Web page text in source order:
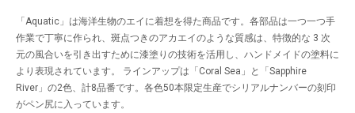
「Aquatic」は海洋生物のエイに着想を得た商品です。各部品は一つ一つ手
作業で丁寧に作られ、斑点つきのアカエイのような質感は、特徴的な 3 次
元の風合いを引き出すために漆塗りの技術を活用し、ハンドメイドの塗料に
より表現されています。 ラインアップは「Coral Sea」と「Sapphire
River」の2色、計8品番です。各色50本限定生産でシリアルナンバーの刻印
がペン尻に入っています。